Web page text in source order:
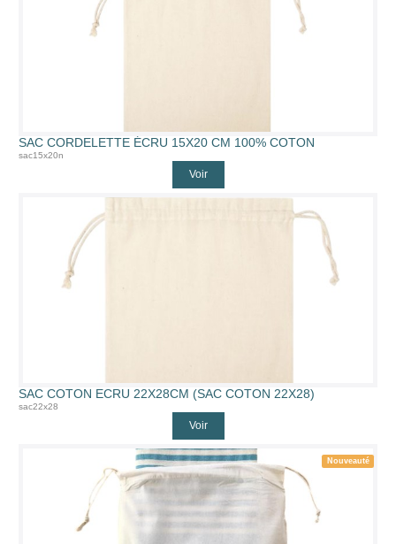
SAC CORDELETTE ÉCRU 15X20 CM 100% COTON
sac15x20n
Voir
SAC COTON ECRU 22X28CM (SAC COTON 22X28)
sac22x28
Voir
Nouveauté